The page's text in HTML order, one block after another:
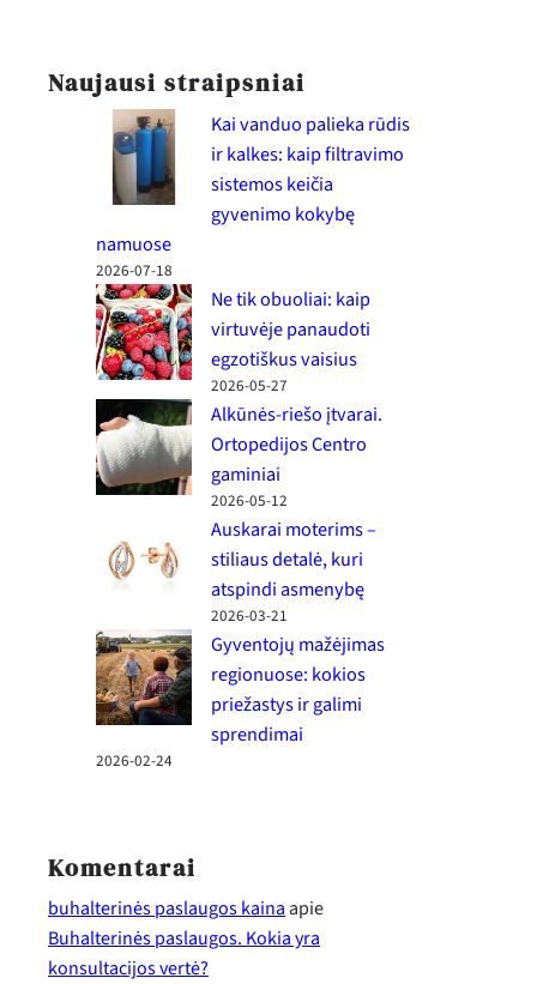
Naujausi straipsniai
Kai vanduo palieka rūdis
ir kalkes: kaip filtravimo
sistemos keičia
gyvenimo kokybę
namuose
2026-07-18
Ne tik obuoliai: kaip
virtuvėje panaudoti
egzotiškus vaisius
2026-05-27
Alkūnės-riešo įtvarai.
Ortopedijos Centro
gaminiai
2026-05-12
Auskarai moterims –
stiliaus detalė, kuri
atspindi asmenybę
2026-03-21
Gyventojų mažėjimas
regionuose: kokios
priežastys ir galimi
sprendimai
2026-02-24
Komentarai
buhalterinės paslaugos kainaapie
Buhalterinės paslaugos. Kokia yra
konsultacijos vertė?